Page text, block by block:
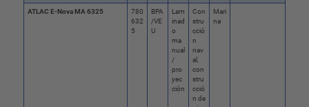
ATLAC E-Nova MA 6325
780
632
5
BPA
/VE
U
Lam
inad
o
ma
nual
/
pro
yec
ción
Con
stru
cció
n
nav
al,
con
stru
cció
n de
Mari
na